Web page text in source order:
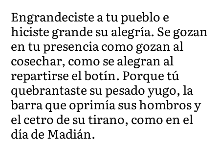
Engrandeciste a tu pueblo e
hiciste grande su alegría. Se gozan
en tu presencia como gozan al
cosechar, como se alegran al
repartirse el botín. Porque tú
quebrantaste su pesado yugo, la
barra que oprimía sus hombros y
el cetro de su tirano, como en el
día de Madián.